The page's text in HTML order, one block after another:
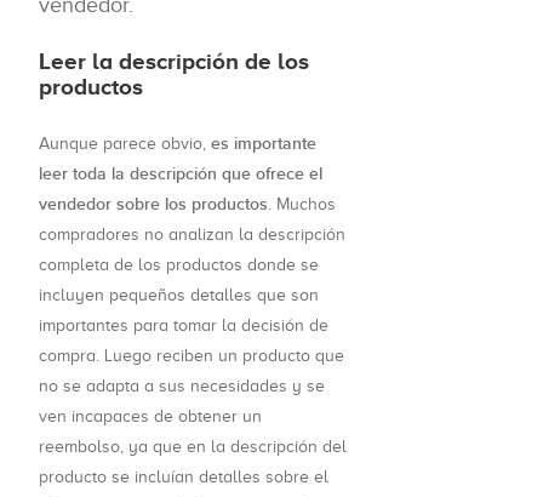
vendedor.
Leer la descripción de los
productos
Aunque parece obvio, es importante
leer toda la descripción que ofrece el
vendedor sobre los productos. Muchos
compradores no analizan la descripción
completa de los productos donde se
incluyen pequeños detalles que son
importantes para tomar la decisión de
compra. Luego reciben un producto que
no se adapta a sus necesidades y se
ven incapaces de obtener un
reembolso, ya que en la descripción del
producto se incluían detalles sobre el